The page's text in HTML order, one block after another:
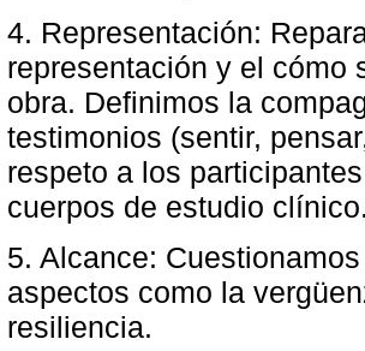
4. Representación:
representación y el cómo
obra. Definimos la
testimonios (sentir,
respeto a los
cuerpos de estudio
5. Alcance:
aspectos como la
resiliencia.